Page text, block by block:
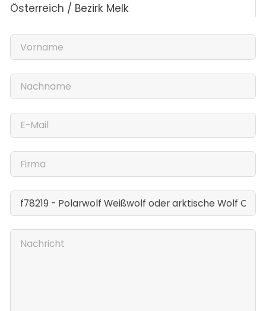
Österreich / Bezirk Melk